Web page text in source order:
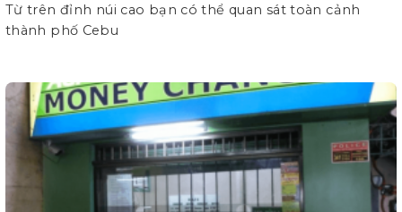
Từ trên đỉnh núi cao bạn có thể quan sát toàn cảnh
thành phố Cebu